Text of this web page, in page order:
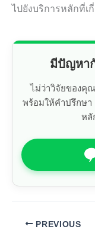
ไปยังบริการหลักที่เ
มีปัญหา
ไม่ว่าวิจัยของคุ
พร้อมให้คำปรึกษ
หลั
PREVIOUS